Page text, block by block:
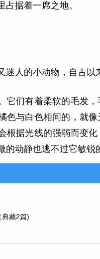
占据着一席之地。
迷人的小动物，自古以
它们有着柔软的毛发
色与白色相间的，就
根据光线的强弱而变
的动静也逃不过它敏锐
色。大多数猫都十分
沙发上，或躲在阳台
纸团、一根羽毛都能
典藏2篇)